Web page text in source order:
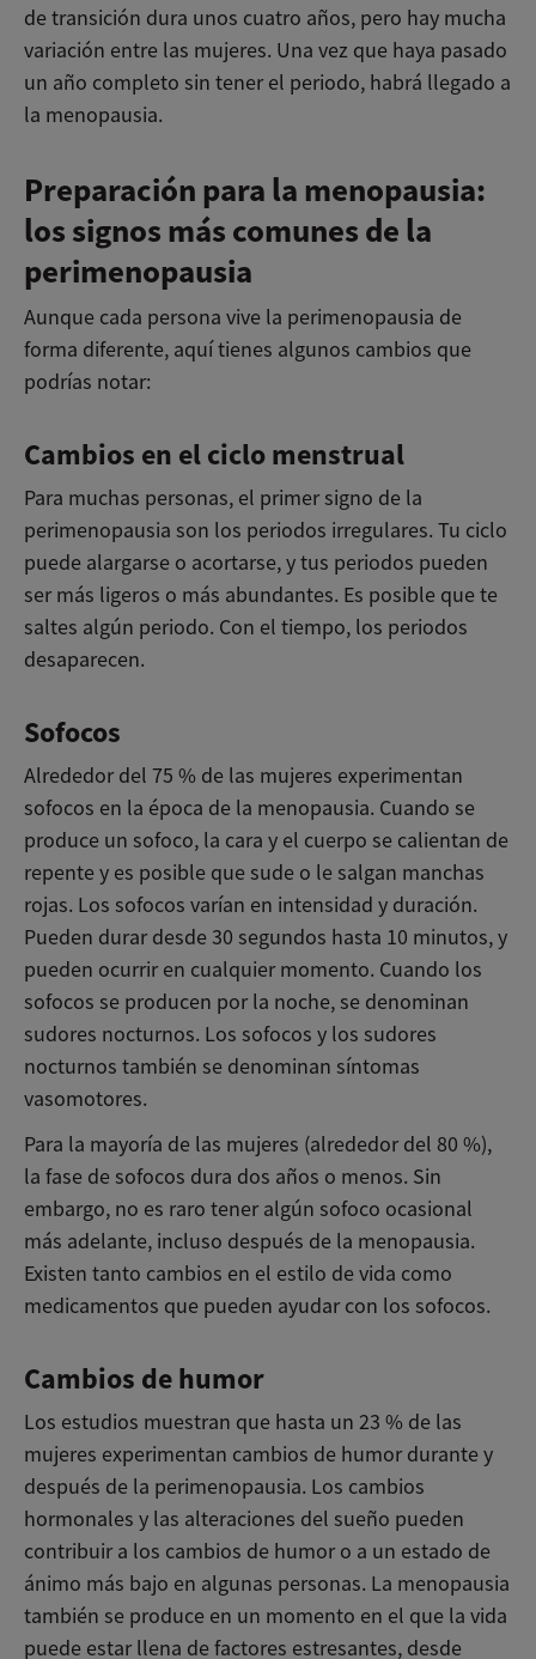
de transición dura unos cuatro años, pero hay mucha
variación entre las mujeres. Una vez que haya pasado
un año completo sin tener el periodo, habrá llegado a
la menopausia.
Preparación para la menopausia:
los signos más comunes de la
perimenopausia
Aunque cada persona vive la perimenopausia de
forma diferente, aquí tienes algunos cambios que
podrías notar:
Cambios en el ciclo menstrual
Para muchas personas, el primer signo de la
perimenopausia son los periodos irregulares. Tu ciclo
puede alargarse o acortarse, y tus periodos pueden
ser más ligeros o más abundantes. Es posible que te
saltes algún periodo. Con el tiempo, los periodos
desaparecen.
Sofocos
Alrededor del 75 % de las mujeres experimentan
sofocos en la época de la menopausia. Cuando se
produce un sofoco, la cara y el cuerpo se calientan de
repente y es posible que sude o le salgan manchas
rojas. Los sofocos varían en intensidad y duración.
Pueden durar desde 30 segundos hasta 10 minutos, y
pueden ocurrir en cualquier momento. Cuando los
sofocos se producen por la noche, se denominan
sudores nocturnos. Los sofocos y los sudores
nocturnos también se denominan síntomas
vasomotores.
Para la mayoría de las mujeres (alrededor del 80 %),
la fase de sofocos dura dos años o menos. Sin
embargo, no es raro tener algún sofoco ocasional
más adelante, incluso después de la menopausia.
Existen tanto cambios en el estilo de vida como
medicamentos que pueden ayudar con los sofocos.
Cambios de humor
Los estudios muestran que hasta un 23 % de las
mujeres experimentan cambios de humor durante y
después de la perimenopausia. Los cambios
hormonales y las alteraciones del sueño pueden
contribuir a los cambios de humor o a un estado de
ánimo más bajo en algunas personas. La menopausia
también se produce en un momento en el que la vida
puede estar llena de factores estresantes, desde